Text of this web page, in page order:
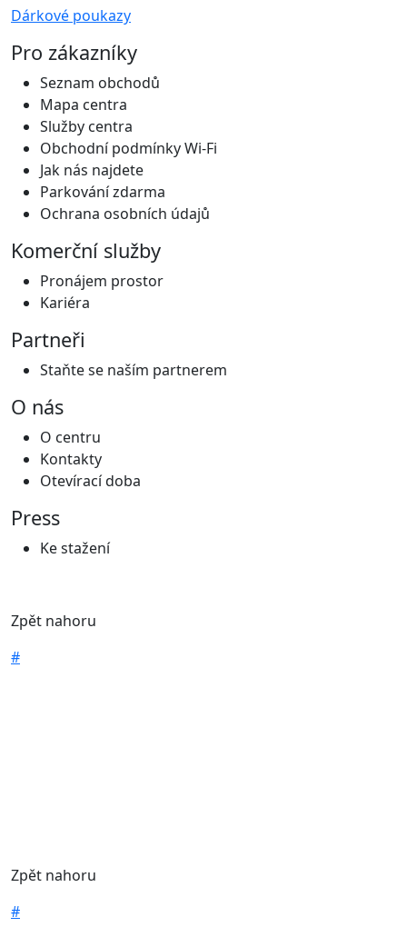
Dárkové poukazy
Pro zákazníky
Seznam obchodů
Mapa centra
Služby centra
Obchodní podmínky Wi-Fi
Jak nás najdete
Parkování zdarma
Ochrana osobních údajů
Komerční služby
Pronájem prostor
Kariéra
Partneři
Staňte se naším partnerem
O nás
O centru
Kontakty
Otevírací doba
Press
Ke stažení
Zpět nahoru
#
Zpět nahoru
#